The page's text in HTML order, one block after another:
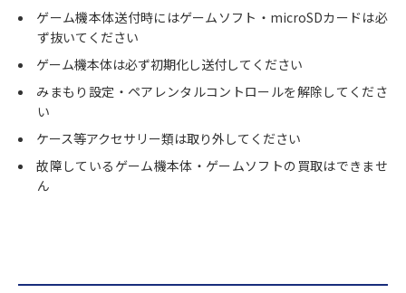
ゲーム機本体送付時にはゲームソフト・microSDカードは必
ず抜いてください
ゲーム機本体は必ず初期化し送付してください
みまもり設定・ペアレンタルコントロールを解除してくださ
い
ケース等アクセサリー類は取り外してください
故障しているゲーム機本体・ゲームソフトの買取はできませ
ん